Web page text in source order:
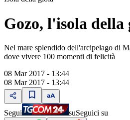
Gozo, l'isola della
Nel mare splendido dell'arcipelago di
dove vivere 100 momenti di felicità
08 Mar 2017 - 13:44
08 Mar 2017 - 13:44
Segui suSeguici su